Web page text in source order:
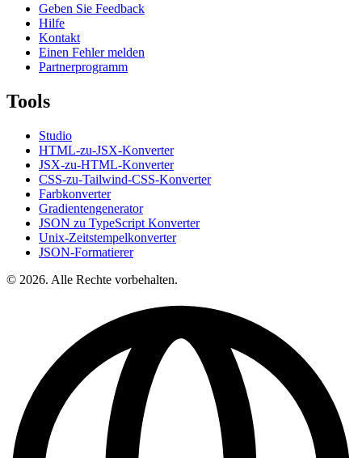
Geben Sie Feedback
Hilfe
Kontakt
Einen Fehler melden
Partnerprogramm
Tools
Studio
HTML-zu-JSX-Konverter
JSX-zu-HTML-Konverter
CSS-zu-Tailwind-CSS-Konverter
Farbkonverter
Gradientengenerator
JSON zu TypeScript Konverter
Unix-Zeitstempelkonverter
JSON-Formatierer
© 2026. Alle Rechte vorbehalten.